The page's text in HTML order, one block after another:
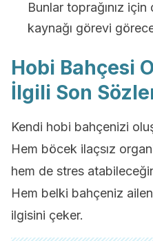
Bunlar toprağınız
kaynağı görevi
Hobi Bahçesi
İlgili Son
Kendi hobi bahçenizi
Hem böcek ilaçsız
hem de stres
Hem belki bahçeniz
ilgisini çeker.